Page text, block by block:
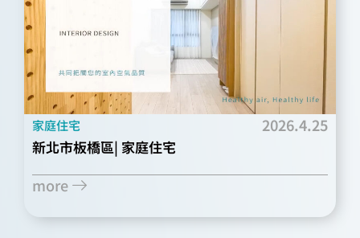
家庭住宅 2026.4.25
新北市板橋區| 家庭住宅
more